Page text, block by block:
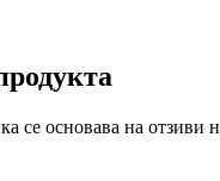
се основава на отзиви